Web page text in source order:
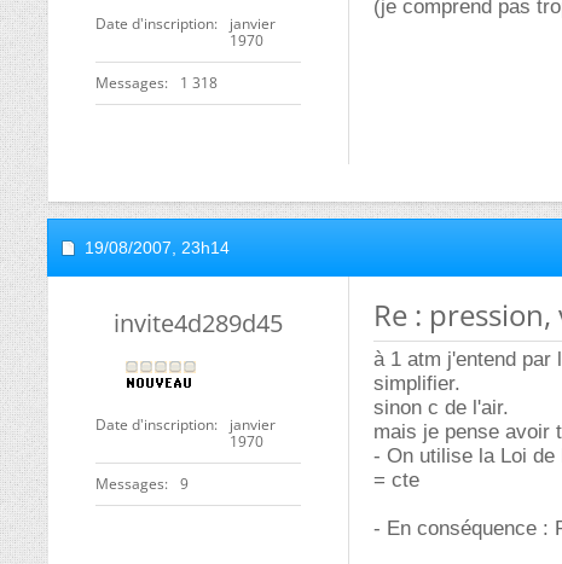
Date d'inscription
janvier
1970
Messages 1 318
(je comprend pas
19/08/2007, 23h14
invite4d289d45
Date d'inscription
janvier
1970
Messages 9
Re :
à 1 atm j'entend par
simplifier.
sinon c de l'air.
mais je pense avoir
- On utilise la Loi
= cte
- En conséquence :